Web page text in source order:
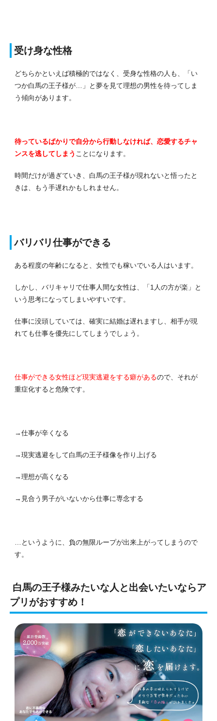
受け身な性格
どちらかといえば積極的ではなく、受身な性格の人も、「い
つか白馬の王子様が…」と夢を見て理想の男性を待ってしま
う傾向があります。
待っているばかりで自分から行動しなければ、恋愛するチャ
ンスを逃してしまう ことになります。
時間だけが過ぎていき、白馬の王子様が現れないと悟ったと
きは、もう手遅れかもしれません。
バリバリ仕事ができる
ある程度の年齢になると、女性でも稼いでいる人はいます。
しかし、バリキャリで仕事人間な女性は、「1人の方が楽」と
いう思考になってしまいやすいです。
仕事に没頭していては、確実に結婚は遅れますし、相手が現
れても仕事を優先にしてしまうでしょう。
仕事ができる女性ほど現実逃避をする癖があるので、それが
重症化すると危険です。
→仕事が辛くなる
→現実逃避をして白馬の王子様像を作り上げる
→理想が高くなる
→見合う男子がいないから仕事に専念する
…というように、負の無限ループが出来上がってしまうので
す。
白馬の王子様みたいな人と出会いたいならア
プリがおすすめ！